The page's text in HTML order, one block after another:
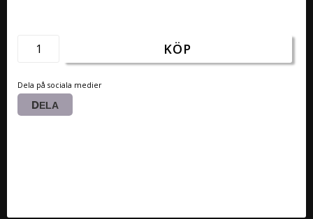
KÖP
Dela på sociala medier
DELA